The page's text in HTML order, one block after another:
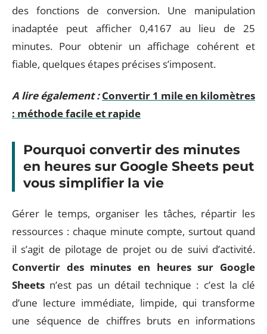
des fonctions de conversion. Une manipulation
inadaptée peut afficher 0,4167 au lieu de 25
minutes. Pour obtenir un affichage cohérent et
fiable, quelques étapes précises s’imposent.
A lire également : Convertir 1 mile en kilomètres
: méthode facile et rapide
Pourquoi convertir des minutes
en heures sur Google Sheets peut
vous simplifier la vie
Gérer le temps, organiser les tâches, répartir les
ressources : chaque minute compte, surtout quand
il s’agit de pilotage de projet ou de suivi d’activité.
Convertir des minutes en heures sur Google
Sheets n’est pas un détail technique : c’est la clé
d’une lecture immédiate, limpide, qui transforme
une séquence de chiffres bruts en informations